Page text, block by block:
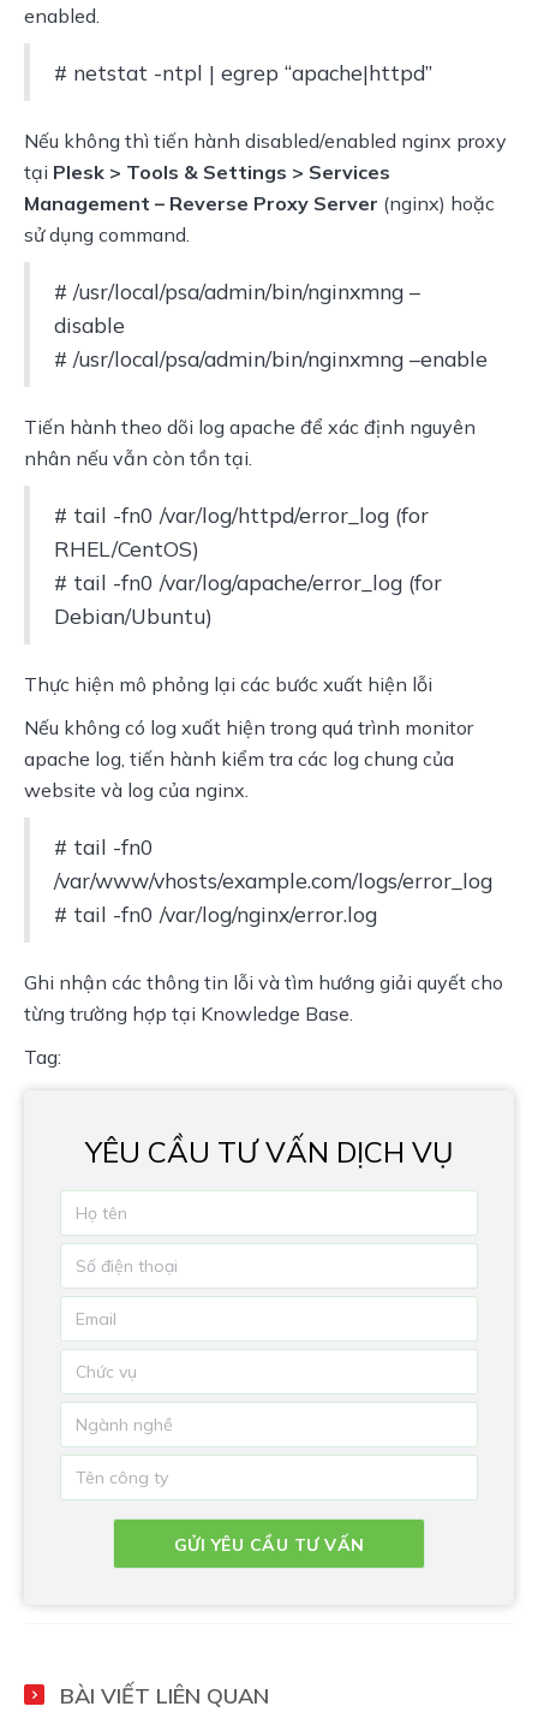
enabled.
# netstat -ntpl | egrep “apache|httpd”
Nếu không thì tiến hành disabled/enabled nginx proxy
tại Plesk > Tools & Settings > Services
Management – Reverse Proxy Server (nginx) hoặc
sử dụng command.
# /usr/local/psa/admin/bin/nginxmng –
disable
# /usr/local/psa/admin/bin/nginxmng –enable
Tiến hành theo dõi log apache để xác định nguyên
nhân nếu vẫn còn tồn tại.
# tail -fn0 /var/log/httpd/error_log (for
RHEL/CentOS)
# tail -fn0 /var/log/apache/error_log (for
Debian/Ubuntu)
Thực hiện mô phỏng lại các bước xuất hiện lỗi
Nếu không có log xuất hiện trong quá trình monitor
apache log, tiến hành kiểm tra các log chung của
website và log của nginx.
# tail -fn0
/var/www/vhosts/example.com/logs/error_log
# tail -fn0 /var/log/nginx/error.log
Ghi nhận các thông tin lỗi và tìm hướng giải quyết cho
từng trường hợp tại Knowledge Base.
Tag:
YÊU CẦU TƯ VẤN DỊCH VỤ
BÀI VIẾT LIÊN QUAN